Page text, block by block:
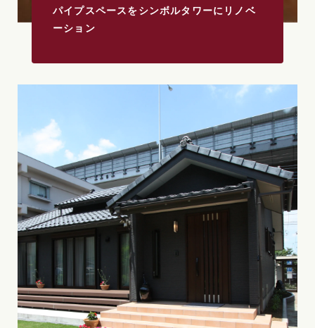
パイプスペースをシンボルタワーにリノベ
ーション